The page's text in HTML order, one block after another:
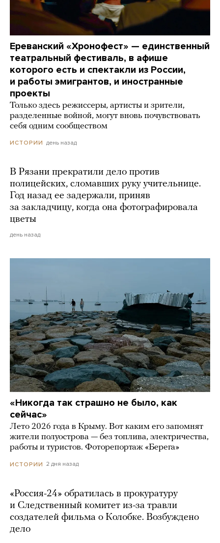
Ереванский «Хронофест» — единственный
театральный фестиваль, в афише
которого есть и спектакли из России,
и работы эмигрантов, и иностранные
проекты
Только здесь режиссеры, артисты и зрители,
разделенные войной, могут вновь почувствовать
себя одним сообществом
ИСТОРИИ день назад
В Рязани прекратили дело против
полицейских, сломавших руку учительнице.
Год назад ее задержали, приняв
за закладчицу, когда она фотографировала
цветы
день назад
«Никогда так страшно не было, как
сейчас»
Лето 2026 года в Крыму. Вот каким его запомнят
жители полуострова — без топлива, электричества,
работы и туристов. Фоторепортаж «Берега»
ИСТОРИИ 2 дня назад
«Россия-24» обратилась в прокуратуру
и Следственный комитет из-за травли
создателей фильма о Колобке. Возбуждено
дело